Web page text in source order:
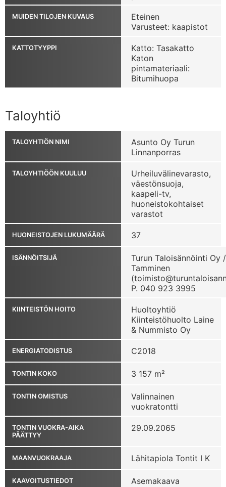
MUIDEN TILOJEN KUVAUS
Eteinen
Varusteet: kaapistot
KATTOTYYPPI
Katto: Tasakatto
Katon
pintamateriaali:
Bitumihuopa
Taloyhtiö
TALOYHTIÖN NIMI
Asunto Oy Turun
Linnanporras
TALOYHTIÖÖN KUULUU
Urheiluvälinevarasto,
väestönsuoja,
kaapeli-tv,
huoneistokohtaiset
varastot
HUONEISTOJEN LUKUMÄÄRÄ 37
ISÄNNÖITSIJÄ
Turun Taloisännöinti Oy
Tamminen
P. 040 923 3995
KIINTEISTÖN HOITO
Huoltoyhtiö
Kiinteistöhuolto Laine
& Nummisto Oy
ENERGIATODISTUS C2018
TONTIN KOKO 3 157 m²
TONTIN OMISTUS
Valinnainen
vuokratontti
TONTIN VUOKRA-AIKA
PÄÄTTYY
29.09.2065
MAANVUOKRAAJA Lähitapiola Tontit I K
KAAVOITUSTIEDOT Asemakaava